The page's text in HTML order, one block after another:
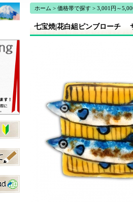
ホーム > 価格帯で探す > 3,001円～
七宝焼|花白組ピンブローチ